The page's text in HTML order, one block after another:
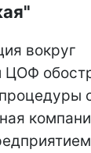
вокруг
ЦОФ